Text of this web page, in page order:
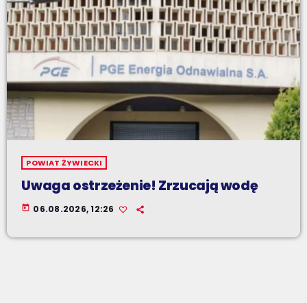
POWIAT ŻYWIECKI
Uwaga ostrzeżenie! Zrzucają wodę
today 06.08.2026, 12:26